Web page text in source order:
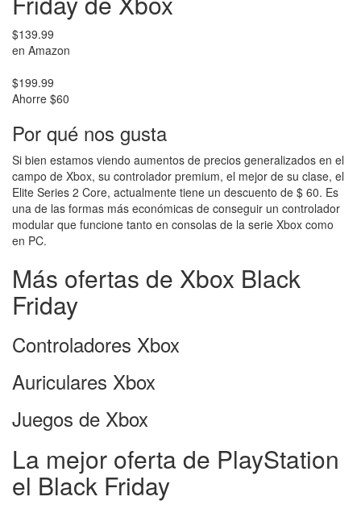
$139.99
en Amazon
$199.99
Ahorre $60
Por qué nos gusta
Si bien estamos viendo aumentos de precios generalizados en el
campo de Xbox, su controlador premium, el mejor de su clase, el
Elite Series 2 Core, actualmente tiene un descuento de $ 60. Es
una de las formas más económicas de conseguir un controlador
modular que funcione tanto en consolas de la serie Xbox como
en PC.
Más ofertas de Xbox Black
Friday
Controladores Xbox
Auriculares Xbox
Juegos de Xbox
La mejor oferta de PlayStation
el Black Friday